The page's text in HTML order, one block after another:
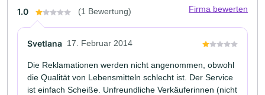
1.0 (1 Bewertung) Firma bewerten
Svetlana 17. Februar 2014
Die Reklamationen werden nicht angenommen, obwohl
die Qualität von Lebensmitteln schlecht ist. Der Service
ist einfach Scheiße. Unfreundliche Verkäuferinnen (nicht